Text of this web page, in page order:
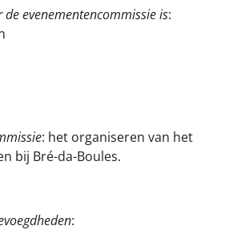
evenementencommissie is:
: het organiseren van het
bij Bré-da-Boules.
: